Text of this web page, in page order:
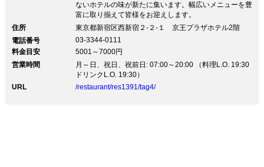
ないホテルの味が新たに集います。幅広いメニューを豊
富に取り揃えて皆様をお迎えします。
住所
東京都新宿区西新宿２-２-１ 京王プラザホテル2階
電話番号
03-3344-0111
料金目安
5001～7000円
営業時間
月～日、祝日、祝前日: 07:00～20:00 （料理L.O. 19:30
ドリンクL.O. 19:30）
URL
/restaurant/res1391/tag4/